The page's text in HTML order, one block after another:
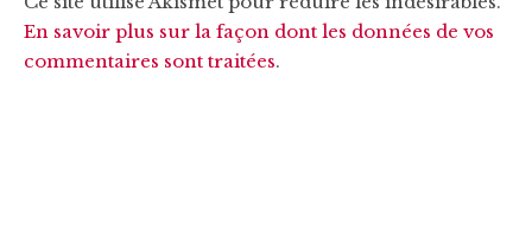
En savoir plus sur la façon dont les données de vos
commentaires sont traitées.